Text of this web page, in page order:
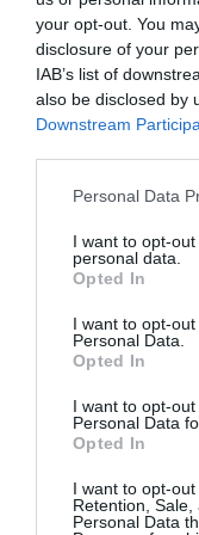
your opt-out. You
disclosure of your
IAB’s list of
also be disclosed by
Downstream
Personal Data
I want to opt-
personal data.
Opted In
I want to opt-
Personal Data.
Opted In
I want to opt-
Personal Data
Opted In
I want to opt-out
Retention,
Personal Data
récemment et
De nombreux
pourrait s’inscrire
sur l’espace aérien
compagnies
routes plus longues